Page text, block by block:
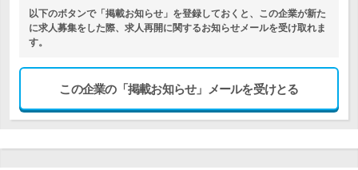
以下のボタンで「掲載お知らせ」を登録しておくと、この企業が新た
に求人募集をした際、求人再開に関するお知らせメールを受け取れま
す。
この企業の「掲載お知らせ」メールを受けとる